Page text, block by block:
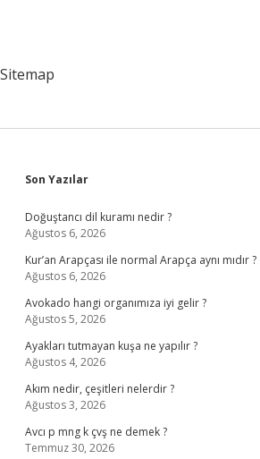
Sitemap
Sidebar
Son Yazılar
Doğuştancı dil kuramı nedir ?
Ağustos 6, 2026
Kur’an Arapçası ile normal Arapça aynı mıdır ?
Ağustos 6, 2026
Avokado hangi organımıza iyi gelir ?
Ağustos 5, 2026
Ayakları tutmayan kuşa ne yapılır ?
Ağustos 4, 2026
Akım nedir, çeşitleri nelerdir ?
Ağustos 3, 2026
Avcı p mng k çvş ne demek ?
Temmuz 30, 2026